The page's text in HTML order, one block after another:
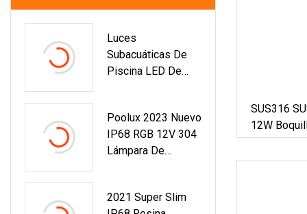
Luces
Subacuáticas De
Piscina LED De
De Fábrica
Poolux 2023 Nuevo
IP68 RGB 12V 304
Lámpara De
Acero Inoxidable
2021 Super Slim
SUS316
12W
Aire Libre
RGB